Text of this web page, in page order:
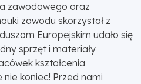
zawodowego oraz
zawodu skorzystał z
Europejskim udało się
sprzęt i materiały
kształcenia
koniec! Przed nami